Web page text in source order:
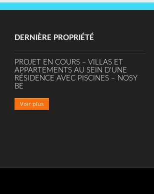
DERNIÈRE PROPRIÉTÉ
PROJET EN COURS – VILLAS ET
APPARTEMENTS AU SEIN D'UNE
RÉSIDENCE AVEC PISCINES – NOSY
BE
Voir plus